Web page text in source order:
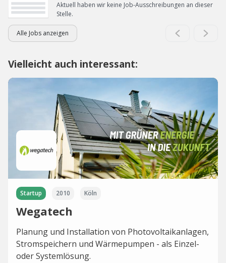
Aktuell haben wir keine Job-Ausschreibungen an dieser
Stelle.
Alle Jobs anzeigen
Vielleicht auch interessant:
Startup 2010 Köln
Wegatech
Planung und Installation von Photovoltaikanlagen,
Stromspeichern und Wärmepumpen - als Einzel-
oder Systemlösung.